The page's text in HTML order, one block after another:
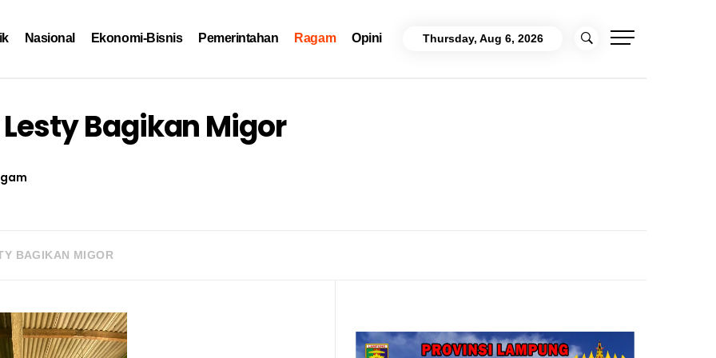
Nasional Ekonomi-Bisnis Pemerintahan Ragam Opini Thursday, Aug 6, 2026
Bagikan Migor
BAGIKAN MIGOR